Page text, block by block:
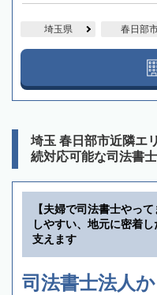
埼玉県 春日部
埼玉 春日部市近隣エ
続対応可能な司法書
【夫婦で司法書士やっ
しやすい、地元に密着
支えます
司法書士法人